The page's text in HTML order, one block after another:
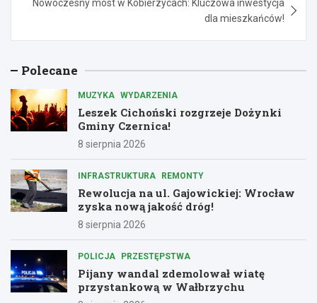
Nowoczesny most w Kobierzycach: Kluczowa inwestycja
dla mieszkańców!
Polecane
MUZYKA WYDARZENIA
Leszek Cichoński rozgrzeje Dożynki
Gminy Czernica!
8 sierpnia 2026
INFRASTRUKTURA REMONTY
Rewolucja na ul. Gajowickiej: Wrocław
zyska nową jakość dróg!
8 sierpnia 2026
POLICJA PRZESTĘPSTWA
Pijany wandal zdemolował wiatę
przystankową w Wałbrzychu